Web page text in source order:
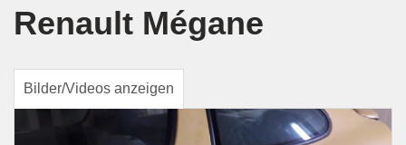
Renault Mégane
Bilder/Videos anzeigen